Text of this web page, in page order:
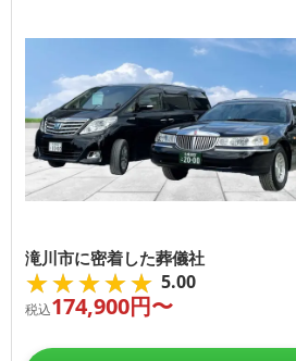
滝川市に密着した葬儀社
★★★★★
★★★★★ 5.00
税込174,900円〜